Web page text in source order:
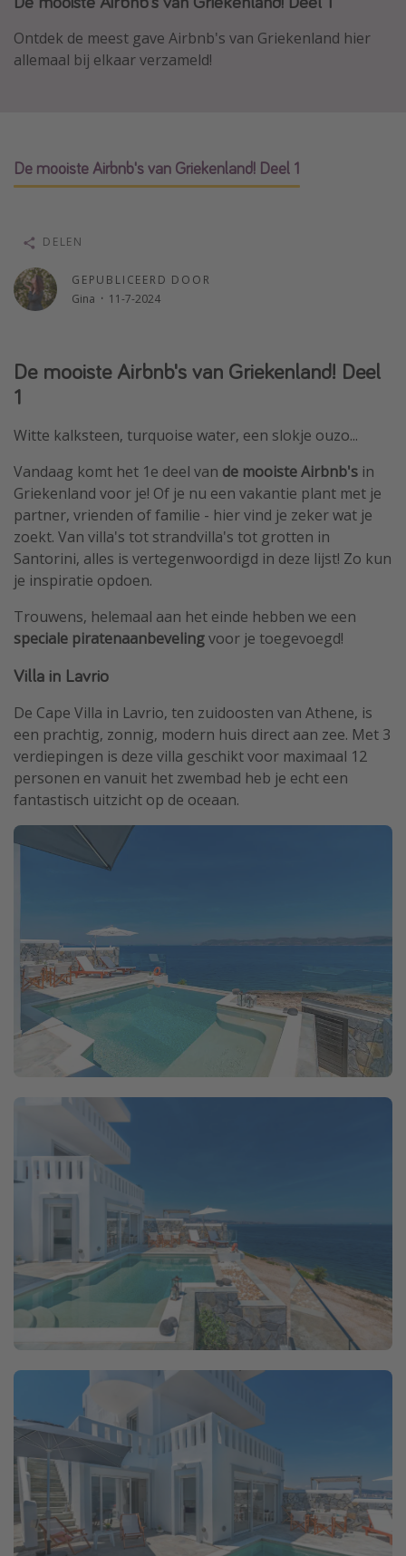
Sardinie
Bali
Overzicht
Weekendje weg
Autoverhuur
Groepsreizen
Vakantieparken
Single reizen
Rondreizen
Meer onderwerpen
Reisblog
25 beste pretparken
Disneyland Parijs
Strandvakantie in Italië
Strandvakantie in Nederland
All inclusive vakantie in Griekenland
Ontdek de meest gave Airbnb's van Griekenland hier
allemaal bij elkaar verzameld!
De mooiste Airbnb's van Griekenland! Deel 1
GEPUBLICEERD DOOR
Gina · 11-7-2024
DELEN
De mooiste Airbnb's van Griekenland! Deel
1
Witte kalksteen, turquoise water, een slokje ouzo...
Vandaag komt het 1e deel van de mooiste Airbnb's in
Griekenland voor je! Of je nu een vakantie plant met je
partner, vrienden of familie - hier vind je zeker wat je
zoekt. Van villa's tot strandvilla's tot grotten in
Santorini, alles is vertegenwoordigd in deze lijst! Zo kun
je inspiratie opdoen.
Trouwens, helemaal aan het einde hebben we een
speciale piratenaanbevelingvoor je toegevoegd!
Villa in Lavrio
De Cape Villa in Lavrio, ten zuidoosten van Athene, is
een prachtig, zonnig, modern huis direct aan zee. Met 3
verdiepingen is deze villa geschikt voor maximaal 12
personen en vanuit het zwembad heb je echt een
fantastisch uitzicht op de oceaan.